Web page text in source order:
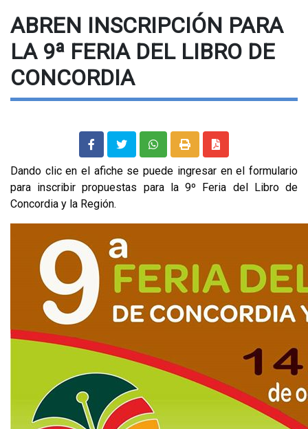
ABREN INSCRIPCIÓN PARA
LA 9ª FERIA DEL LIBRO DE
CONCORDIA
Dando clic en el afiche se puede ingresar en el formulario
para inscribir propuestas para la 9º Feria del Libro de
Concordia y la Región.